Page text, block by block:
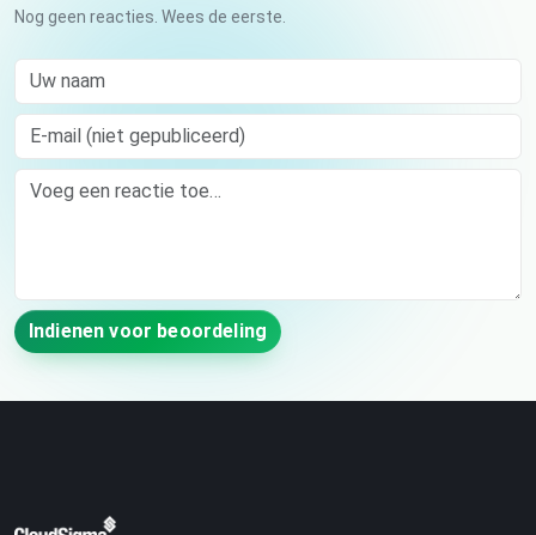
Nog geen reacties. Wees de eerste.
Uw naam
E-mail (niet gepubliceerd)
Comment
Indienen voor beoordeling